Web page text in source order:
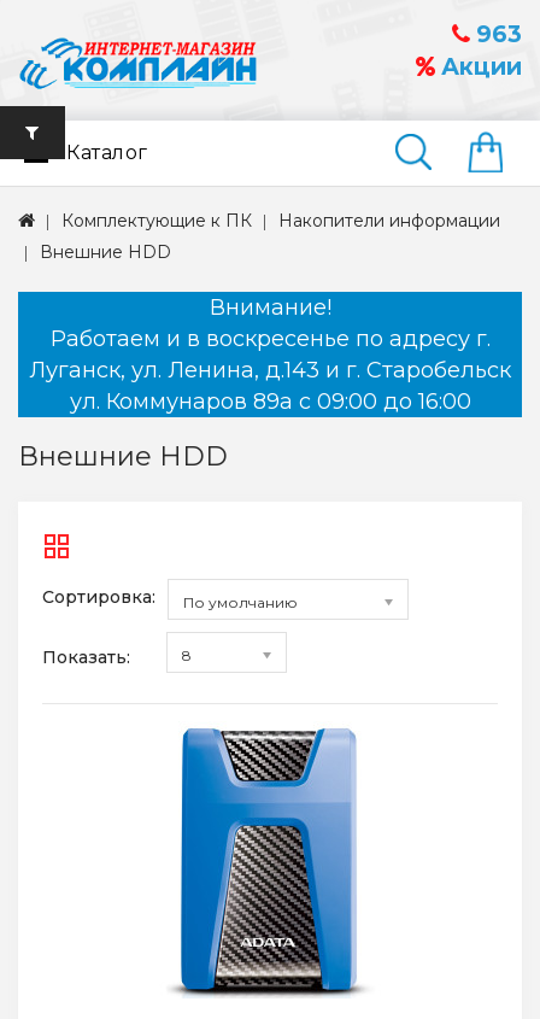
963
Акции
Найти
Каталог
Комплектующие к ПК
Накопители информации
Внешние HDD
Внимание!
Работаем и в воскресенье по адресу г.
Луганск, ул. Ленина, д.143 и г. Старобельск
ул. Коммунаров 89а с 09:00 до 16:00
Внешние HDD
Сортировка: По умолчанию
Показать: 8